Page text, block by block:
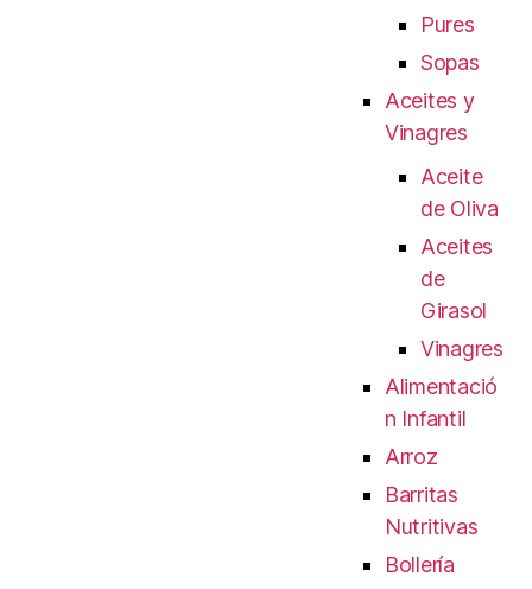
Pures
Sopas
Aceites y
Vinagres
Aceite
de Oliva
Aceites
de
Girasol
Vinagres
Alimentació
n Infantil
Arroz
Barritas
Nutritivas
Bollería